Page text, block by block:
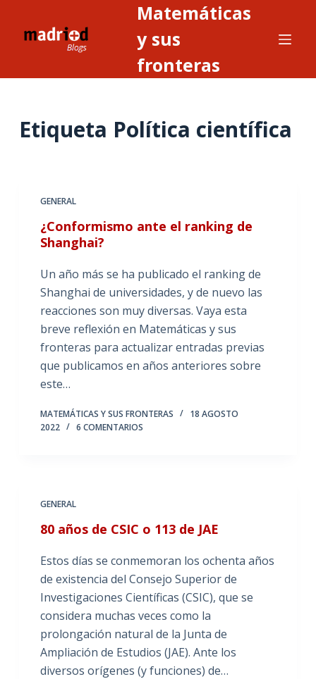
Matemáticas
y sus
fronteras
Etiqueta Política científica
GENERAL
¿Conformismo ante el ranking de
Shanghai?
Un año más se ha publicado el ranking de
Shanghai de universidades, y de nuevo las
reacciones son muy diversas. Vaya esta
breve reflexión en Matemáticas y sus
fronteras para actualizar entradas previas
que publicamos en años anteriores sobre
este…
MATEMÁTICAS Y SUS FRONTERAS
18 AGOSTO
2022
6 COMENTARIOS
GENERAL
80 años de CSIC o 113 de JAE
Estos días se conmemoran los ochenta años
de existencia del Consejo Superior de
Investigaciones Científicas (CSIC), que se
considera muchas veces como la
prolongación natural de la Junta de
Ampliación de Estudios (JAE). Ante los
diversos orígenes (y funciones) de…